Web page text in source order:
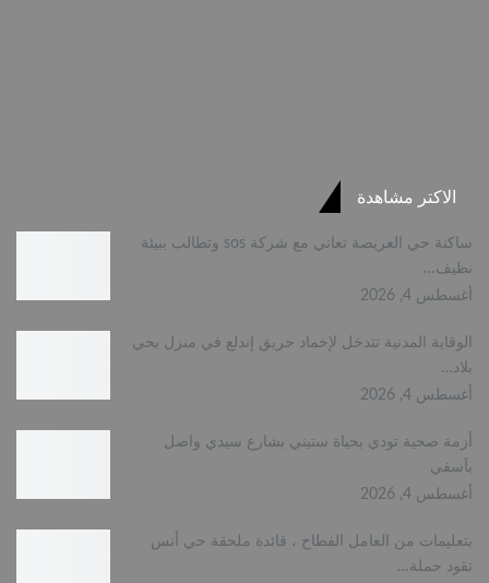
الاكتر مشاهدة
ساكنة حي العريصة تعاني مع شركة sos وتطالب ببيئة
نظيف…
أغسطس 4, 2026
الوقاية المدنية تتدخل لإخماد حريق إندلع في منزل بحي
بلاد…
أغسطس 4, 2026
أزمة صحية ‎تودي بحياة ستيني بشارع سيدي واصل
بآسفي
أغسطس 4, 2026
بتعليمات من العامل الفطاح ، قائدة ملحقة حي أنس
تقود حملة…